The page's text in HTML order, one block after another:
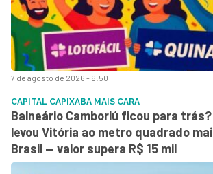
7 de agosto de 2026 - 6:50
CAPITAL CAPIXABA MAIS CARA
Balneário Camboriú ficou para trás?
levou Vitória ao metro quadrado
Brasil — valor supera R$ 15 mil